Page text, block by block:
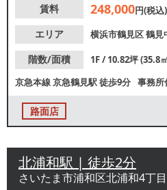
賃料 248,000円(税込)
エリア
横浜市鶴見区鶴見
階数/面積
1F / 10.82坪 (35.8
京急本線京急鶴見駅徒歩9分 事務所
路面店
北浦和駅 | 徒歩2分
さいたま市浦和区北浦和4丁目